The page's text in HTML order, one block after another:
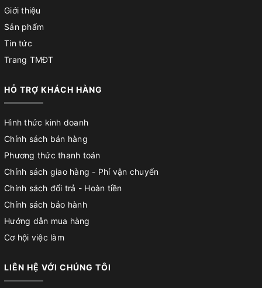
Giới thiệu
Sản phẩm
Tin tức
Trang TMĐT
HỖ TRỢ KHÁCH HÀNG
Hình thức kinh doanh
Chính sách bán hàng
Phương thức thanh toán
Chính sách giao hàng - Phí vận chuyển
Chính sách đổi trả - Hoàn tiền
Chính sách bảo hành
Hướng dẫn mua hàng
Cơ hội việc làm
LIÊN HỆ VỚI CHÚNG TÔI